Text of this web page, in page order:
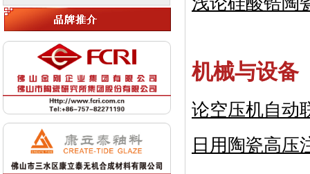
机械与设备
论空压机自动
日用陶瓷高压